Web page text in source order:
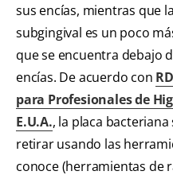
sus encías, mientras que
subgingival es un poco
que se encuentra debajo
encías. De acuerdo con
para Profesionales de
E.U.A., la placa
retirar usando las
conoce (herramientas de